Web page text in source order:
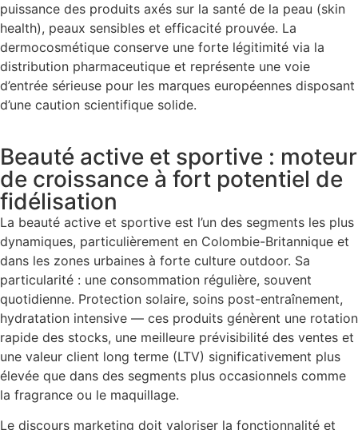
puissance des produits axés sur la santé de la peau (skin
health), peaux sensibles et efficacité prouvée. La
dermocosmétique conserve une forte légitimité via la
distribution pharmaceutique et représente une voie
d’entrée sérieuse pour les marques européennes disposant
d’une caution scientifique solide.
Beauté active et sportive : moteur
de croissance à fort potentiel de
fidélisation
La beauté active et sportive est l’un des segments les plus
dynamiques, particulièrement en Colombie-Britannique et
dans les zones urbaines à forte culture outdoor. Sa
particularité : une consommation régulière, souvent
quotidienne. Protection solaire, soins post-entraînement,
hydratation intensive — ces produits génèrent une rotation
rapide des stocks, une meilleure prévisibilité des ventes et
une valeur client long terme (LTV) significativement plus
élevée que dans des segments plus occasionnels comme
la fragrance ou le maquillage.
Le discours marketing doit valoriser la fonctionnalité et